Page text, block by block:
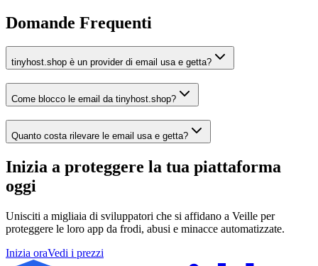
Domande Frequenti
tinyhost.shop è un provider di email usa e getta?
Come blocco le email da tinyhost.shop?
Quanto costa rilevare le email usa e getta?
Inizia a proteggere la tua piattaforma
oggi
Unisciti a migliaia di sviluppatori che si affidano a Veille per
proteggere le loro app da frodi, abusi e minacce automatizzate.
Inizia oraVedi i prezzi